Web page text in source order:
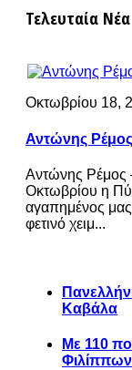
Τελευταία Νέα
Οκτωβρίου 18,
Αντώνης
Αντώνης Ρέμος
Οκτωβρίου η
αγαπημένος μας
φετινό χειμ...
Καβάλα
Με 110